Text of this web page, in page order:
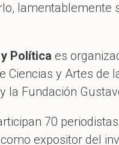
Política es
Ciencias y Artes de
la Fundación
70
expositor del